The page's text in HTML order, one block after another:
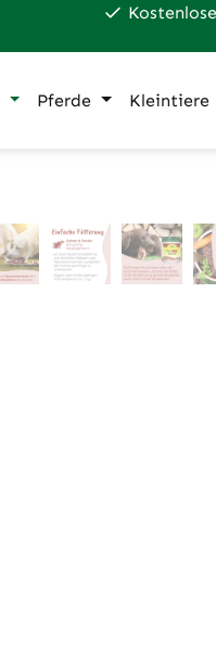
Pferde Kleintiere